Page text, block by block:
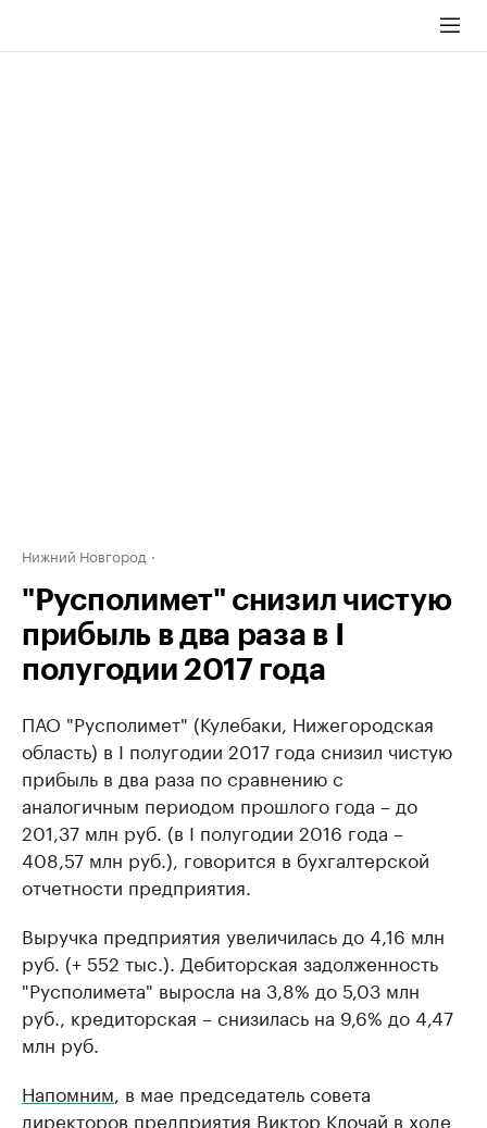
Нижний Новгород
"Русполимет" снизил чистую
прибыль в два раза в I
полугодии 2017 года
ПАО "Русполимет" (Кулебаки, Нижегородская
область) в I полугодии 2017 года снизил чистую
прибыль в два раза по сравнению с
аналогичным периодом прошлого года – до ​
201,37 млн руб. (в I полугодии 2016 года ​–
408,57 млн руб.), говорится в бухгалтерской
отчетности предприятия.
Выручка предприятия увеличилась до 4,16 млн
руб. (+ 552 тыс.). Дебиторская задолженность
"Русполимета" выросла на 3,8% до 5,03 млн
руб., кредиторская – снизилась на 9,6% до 4,47
млн руб.
Напомним , в мае председатель совета
директоров предприятия Виктор Клочай в ходе